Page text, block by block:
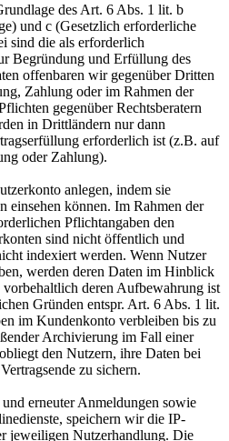
des Art. 6 Abs. 1 lit. b
und c (Gesetzlich erforderliche
sind die als erforderlich
Begründung und Erfüllung des
offenbaren wir gegenüber Dritten
Zahlung oder im Rahmen der
gegenüber Rechtsberatern
in Drittländern nur dann
erforderlich ist (z.B. auf
oder Zahlung).
anlegen, indem sie
einsehen können. Im Rahmen der
Pflichtangaben den
sind nicht öffentlich und
indexiert werden. Wenn Nutzer
werden deren Daten im Hinblick
deren Aufbewahrung ist
Gründen entspr. Art. 6 Abs. 1 lit.
im Kundenkonto verbleiben bis zu
Archivierung im Fall einer
den Nutzern, ihre Daten bei
zu sichern.
erneuter Anmeldungen sowie
speichern wir die IP-
jeweiligen Nutzerhandlung. Die